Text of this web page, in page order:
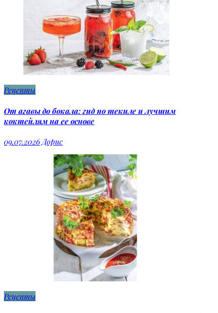
Рецепты
От агавы до бокала: гид по текиле и лучшим
коктейлям на ее основе
09.07.2026 Дорис
Рецепты